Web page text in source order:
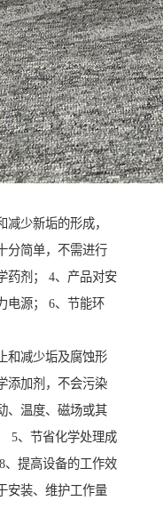
少新垢的形成，
分简单，不需进行
药剂； 4、产品对安
电源； 6、节能环
和减少垢及腐蚀形
添加剂，不会污染
、温度、磁场或其
5、节省化学处理成
、提高设备的工作效
安装、维护工作量